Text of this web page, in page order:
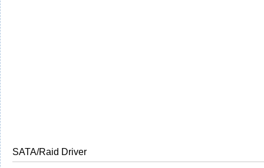
SATA/Raid Driver